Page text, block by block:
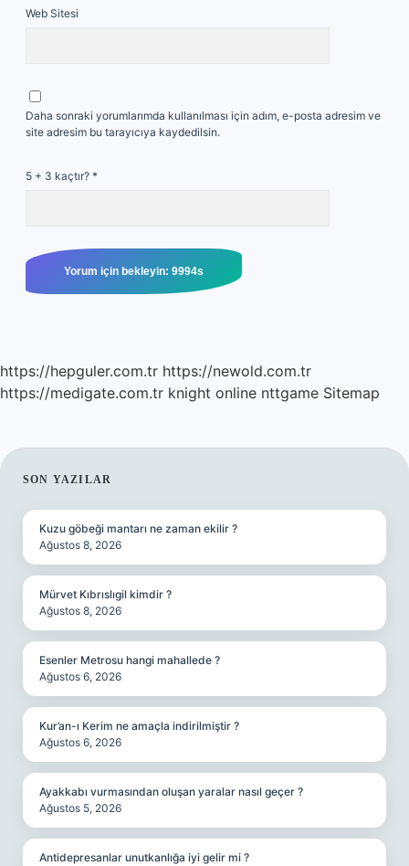
Web Sitesi
Daha sonraki yorumlarımda kullanılması için adım, e-posta adresim ve
site adresim bu tarayıcıya kaydedilsin.
5 + 3 kaçtır? *
https://hepguler.com.tr https://newold.com.tr
https://medigate.com.tr knight online nttgame Sitemap
SIDEBAR
SON YAZILAR
Kuzu göbeği mantarı ne zaman ekilir ?
Ağustos 8, 2026
Mürvet Kıbrıslıgil kimdir ?
Ağustos 8, 2026
Esenler Metrosu hangi mahallede ?
Ağustos 6, 2026
Kur’an-ı Kerim ne amaçla indirilmiştir ?
Ağustos 6, 2026
Ayakkabı vurmasından oluşan yaralar nasıl geçer ?
Ağustos 5, 2026
Antidepresanlar unutkanlığa iyi gelir mi ?